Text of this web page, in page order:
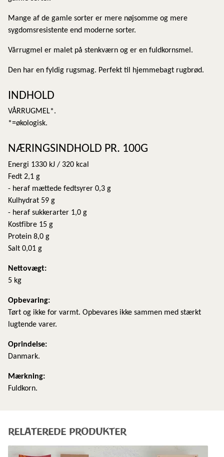
Mange af de gamle sorter er mere nøjsomme og mere
sygdomsresistente end moderne sorter.
Vårrugmel er malet på stenkværn og er en fuldkornsmel.
Den har en fyldig rugsmag. Perfekt til hjemmebagt rugbrød.
INDHOLD
VÅRRUGMEL*.
*=økologisk.
NÆRINGSINDHOLD PR. 100G
Energi 1330 kJ / 320 kcal
Fedt 2,1 g
- heraf mættede fedtsyrer 0,3 g
Kulhydrat 59 g
- heraf sukkerarter 1,0 g
Kostfibre 15 g
Protein 8,0 g
Salt 0,01 g
Nettovægt:
5 kg
​Opbevaring:
Tørt og ikke for varmt. Opbevares ikke sammen med stærkt
lugtende varer.
Oprindelse:
Danmark.
Mærkning:
Fuldkorn.
RELATEREDE PRODUKTER